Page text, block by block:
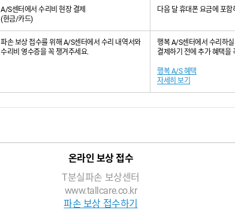
A/S센터에서 수리비 현장 결제
(현금/카드)
다음 달 휴대폰 요금에 포함
파손 보상 접수를 위해 A/S센터에서 수리 내역서와
수리비 영수증을 꼭 챙겨주세요.
행복 A/S센터에서 수리하
결제하기 전에 추가 혜택을
행복 A/S 혜택
자세히 보기
온라인 보상 접수
T분실파손 보상센터
www.tallcare.co.kr
파손 보상 접수하기